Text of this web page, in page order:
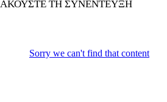
ΑΚΟΥΣΤΕ ΤΗ ΣΥΝΕΝΤΕΥΞΗ